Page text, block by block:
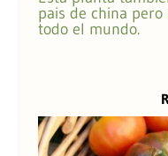
pais de china
todo el mundo.